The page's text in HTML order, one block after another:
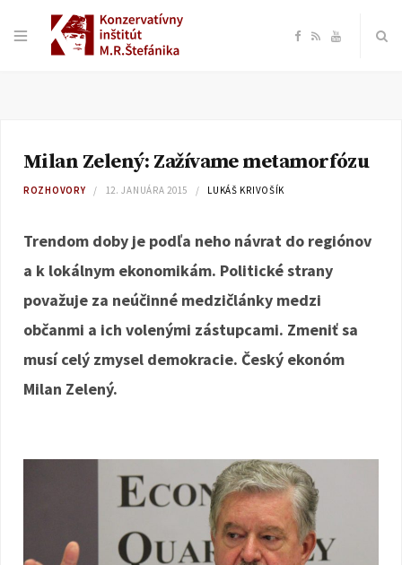
F
e
o
R Y
T
Milan Zelený: Zažívame metamorfózu
ROZHOVORY 12. JANUÁRA 2015 LUKÁŠ KRIVOŠÍK
Trendom doby je podľa neho návrat do regiónov
a k lokálnym ekonomikám. Politické strany
považuje za neúčinné medzičlánky medzi
občanmi a ich volenými zástupcami. Zmeniť sa
musí celý zmysel demokracie. Český ekonóm
Milan Zelený.